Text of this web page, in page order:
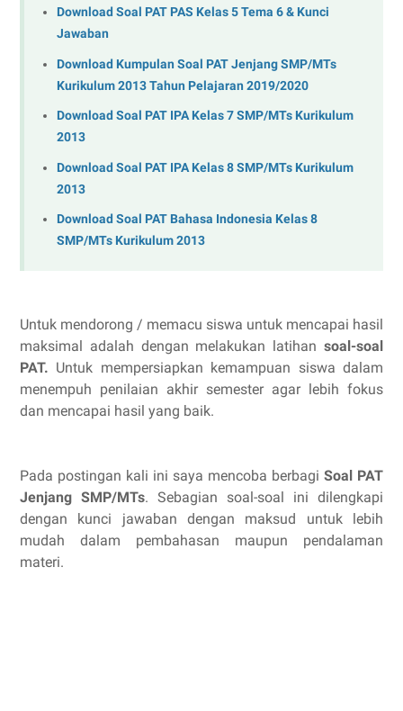
Download Soal PAT PAS Kelas 5 Tema 6 & Kunci
Jawaban
Download Kumpulan Soal PAT Jenjang SMP/MTs
Kurikulum 2013 Tahun Pelajaran 2019/2020
Download Soal PAT IPA Kelas 7 SMP/MTs Kurikulum
2013
Download Soal PAT IPA Kelas 8 SMP/MTs Kurikulum
2013
Download Soal PAT Bahasa Indonesia Kelas 8
SMP/MTs Kurikulum 2013
Untuk mendorong / memacu siswa untuk mencapai hasil
maksimal adalah dengan melakukan latihan soal-soal
PAT. Untuk mempersiapkan kemampuan siswa dalam
menempuh penilaian akhir semester agar lebih fokus
dan mencapai hasil yang baik.
Pada postingan kali ini saya mencoba berbagi Soal PAT
Jenjang SMP/MTs. Sebagian soal-soal ini dilengkapi
dengan kunci jawaban dengan maksud untuk lebih
mudah dalam pembahasan maupun pendalaman
materi.